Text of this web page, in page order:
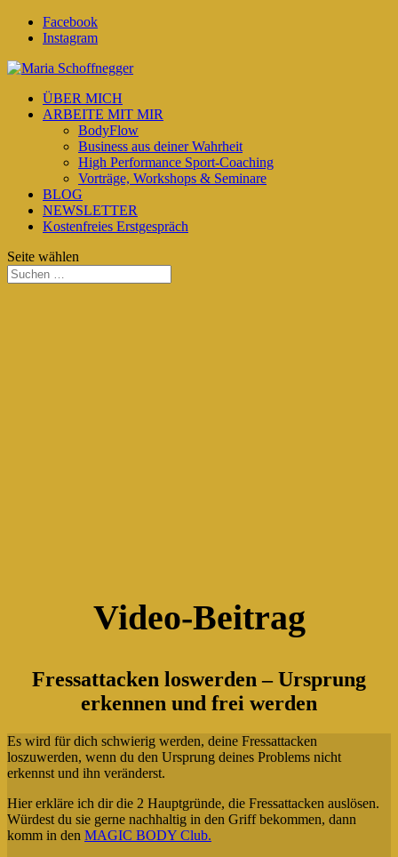
Facebook
Instagram
ÜBER MICH
ARBEITE MIT MIR
BodyFlow
Business aus deiner Wahrheit
High Performance Sport-Coaching
Vorträge, Workshops & Seminare
BLOG
NEWSLETTER
Kostenfreies Erstgespräch
Seite wählen
Video-Beitrag
Fressattacken loswerden – Ursprung
erkennen und frei werden
Es wird für dich schwierig werden, deine Fressattacken
loszuwerden, wenn du den Ursprung deines Problems nicht
erkennst und ihn veränderst.
Hier erkläre ich dir die 2 Hauptgründe, die Fressattacken auslösen.
Würdest du sie gerne nachhaltig in den Griff bekommen, dann
komm in den MAGIC BODY Club.